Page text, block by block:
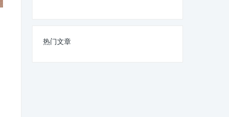
热门文章